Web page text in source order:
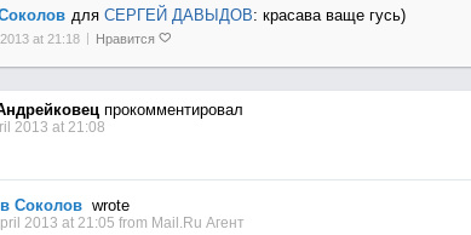
для СЕРГЕЙ ДАВЫДОВ: красава ваще гусь)
at 21:18 Нравится
прокомментировал
2013 at 21:08
Соколовwrote
2013 at 21:05 from Mail.Ru Агент